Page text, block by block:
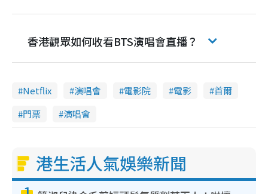
香港觀眾如何收看BTS演唱會直播？
Netflix 演唱會 電影院 電影
首爾
門票
演唱會
港生活人氣娛樂新聞